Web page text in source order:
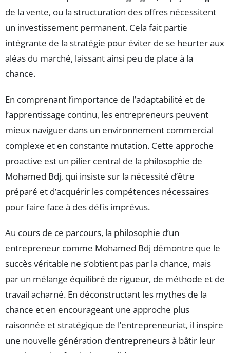
de la vente, ou la structuration des offres nécessitent
un investissement permanent. Cela fait partie
intégrante de la stratégie pour éviter de se heurter aux
aléas du marché, laissant ainsi peu de place à la
chance.
En comprenant l’importance de l’adaptabilité et de
l’apprentissage continu, les entrepreneurs peuvent
mieux naviguer dans un environnement commercial
complexe et en constante mutation. Cette approche
proactive est un pilier central de la philosophie de
Mohamed Bdj, qui insiste sur la nécessité d’être
préparé et d’acquérir les compétences nécessaires
pour faire face à des défis imprévus.
Au cours de ce parcours, la philosophie d’un
entrepreneur comme Mohamed Bdj démontre que le
succès véritable ne s’obtient pas par la chance, mais
par un mélange équilibré de rigueur, de méthode et de
travail acharné. En déconstructant les mythes de la
chance et en encourageant une approche plus
raisonnée et stratégique de l’entrepreneuriat, il inspire
une nouvelle génération d’entrepreneurs à bâtir leur